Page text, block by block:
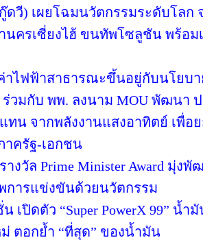
กู๊ดวี) เผยโฉมนวัตกรรมระดับโลก
นครเซี่ยงไฮ้ ขนทัพโซลูชัน พร้อ
าไฟฟ้าสาธารณะขึ้นอยู่กับนโยบา
วมกับ พพ. ลงนาม MOU พัฒนา
ทน จากพลังงานแสงอาทิตย์ เพื่อ
าครัฐ-เอกชน
างวัล Prime Minister Award มุ่ง
การแข่งขันด้วยนวัตกรรม
เปิดตัว “Super PowerX 99” น้
ตอกย้ำ “ที่สุด” ของน้ำมัน